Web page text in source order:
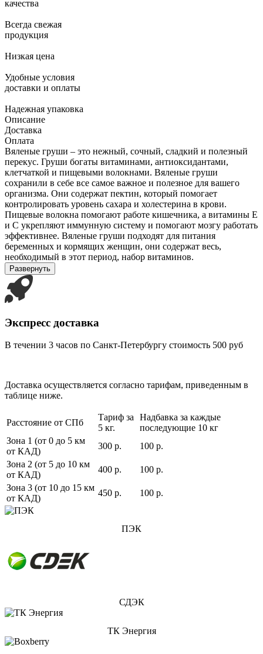
качества
Всегда свежая
продукция
Низкая цена
Удобные условия
доставки и оплаты
Надежная упаковка
Описание
Доставка
Оплата
Вяленые груши – это нежный, сочный, сладкий и полезный
перекус. Груши богаты витаминами, антиоксидантами,
клетчаткой и пищевыми волокнами. Вяленые груши
сохранили в себе все самое важное и полезное для вашего
организма. Они содержат пектин, который помогает
контролировать уровень сахара и холестерина в крови.
Пищевые волокна помогают работе кишечника, а витамины Е
и С укрепляют иммунную систему и помогают мозгу работать
эффективнее. Вяленые груши подходят для питания
беременных и кормящих женщин, они содержат весь,
необходимый в этот период, набор витаминов.
Развернуть
Экспресс доставка
В течении 3 часов по Санкт-Петербургу стоимость 500 руб
Доставка осуществляется согласно тарифам, приведенным в
таблице ниже.
Расстояние от СПб
Тариф за
5 кг.
Надбавка за каждые
последующие 10 кг
Зона 1 (от 0 до 5 км
от КАД)
300 р.
100 р.
Зона 2 (от 5 до 10 км
от КАД)
400 р.
100 р.
Зона 3 (от 10 до 15 км
от КАД)
450 р. 100 р.
ПЭК
СДЭК
ТК Энергия